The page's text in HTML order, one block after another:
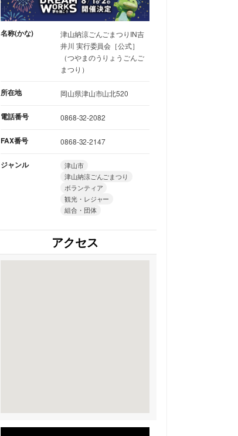
名称(かな)
津山納涼ごんごまつりIN吉
井川 実行委員会［公式］
（つやまのうりょうごんご
まつり）
所在地 岡山県津山市山北520
電話番号 0868-32-2082
FAX番号 0868-32-2147
ジャンル
津山市
津山納涼ごんごまつり
ボランティア
観光・レジャー
組合・団体
アクセス